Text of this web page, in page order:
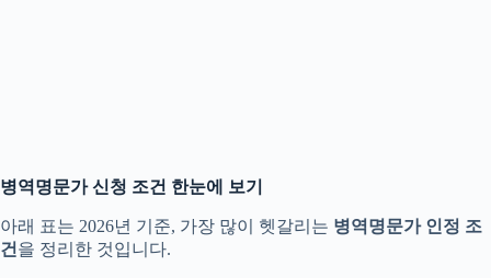
병역명문가 신청 조건 한눈에 보기
아래 표는 2026년 기준, 가장 많이 헷갈리는 병역명문가 인정 조
건 을 정리한 것입니다.